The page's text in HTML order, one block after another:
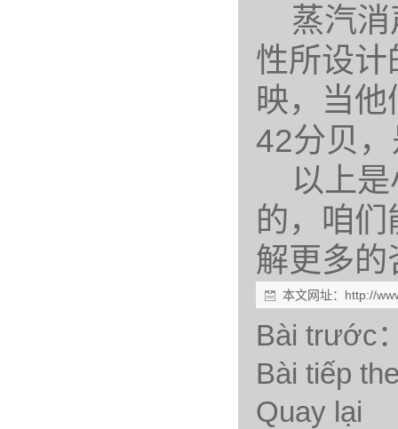
蒸汽消
性所设计
映，当
42分贝
以上是
的，咱
解更多的
本文网址： http://
Bài trước
Bài tiếp
Quay lại